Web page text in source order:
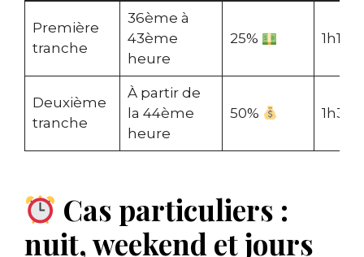
Première
tranche
36ème à
43ème
heure
25% 1h15
Deuxième
tranche
À partir de
la 44ème
heure
50% 1h30
Cas particuliers :
nuit, weekend et jours